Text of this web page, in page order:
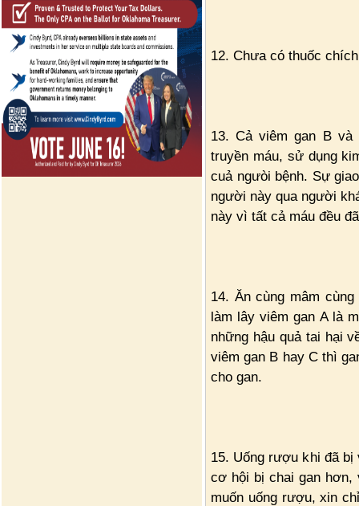
12. Chưa có thuốc
13. Cả viêm gan B
truyền máu, sử dụng
cuả ngưòi bệnh. Sự
người này qua người
này vì tất cả máu đều
14. Ăn cùng mâm
làm lây viêm gan A là
những hậu quả tai hại
viêm gan B hay C thì
cho gan.
15. Uống rượu khi đã bị
cơ hội bị chai gan hơn,
muốn uống rượu, xin